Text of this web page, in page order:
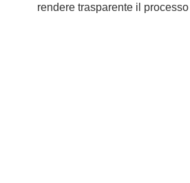
rendere trasparente il